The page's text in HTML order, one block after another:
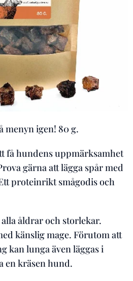
menyn igen! 80 g.
få hundens uppmärksamhet
gärna att lägga spår med
proteinrikt smågodis och
åldrar och storlekar.
känslig mage. Förutom att
kan lunga även läggas i
en kräsen hund.